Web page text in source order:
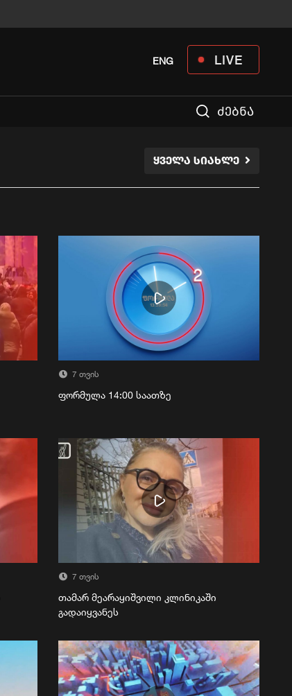
LIVE
ENG
ძებნა
ᲧᲕᲔᲚᲐ ᲡᲘᲐᲮᲚᲔ
7 თვის
ფორმულა 14:00 საათზე
7 თვის
თამარ მეარაყიშვილი კლინიკაში
გადაიყვანეს